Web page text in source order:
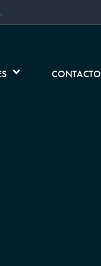
CONTACTO